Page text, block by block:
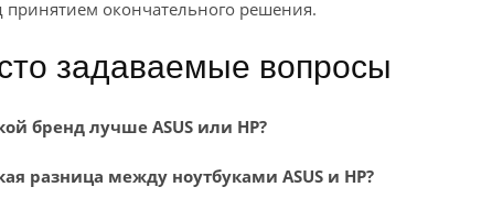
принятием окончательного решения.
задаваемые вопросы
бренд лучше ASUS или HP?
разница между ноутбуками ASUS и HP?